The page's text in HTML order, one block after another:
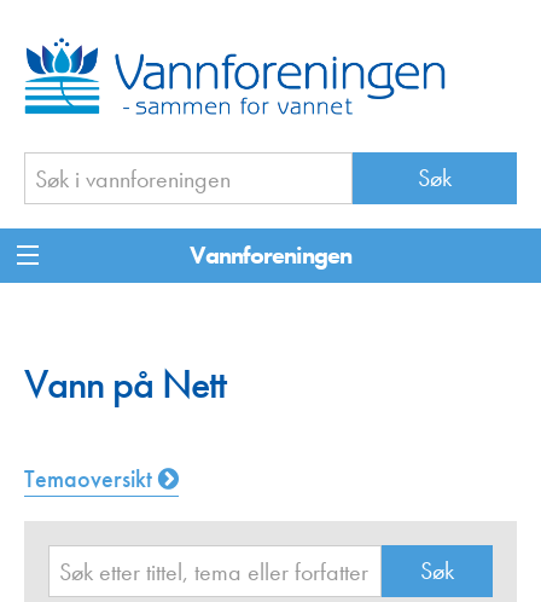
Vannforeningen
Vann på Nett
Temaoversikt